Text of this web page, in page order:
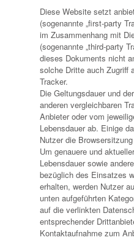
Diese Website setzt
(sogenannte „first-party
im Zusammenhang mit
(sogenannte „third-party
dieses Dokuments nicht
solche Dritte auch Zugriff
Tracker.
Die Geltungsdauer und
anderen vergleichbaren
Anbieter oder vom
Lebensdauer ab. Einige
Nutzer die
Um genauere und
Lebensdauer sowie
bezüglich des Einsatzes
erhalten, werden Nutzer
unten aufgeführten
auf die verlinkten
entsprechender
Kontaktaufnahme zum